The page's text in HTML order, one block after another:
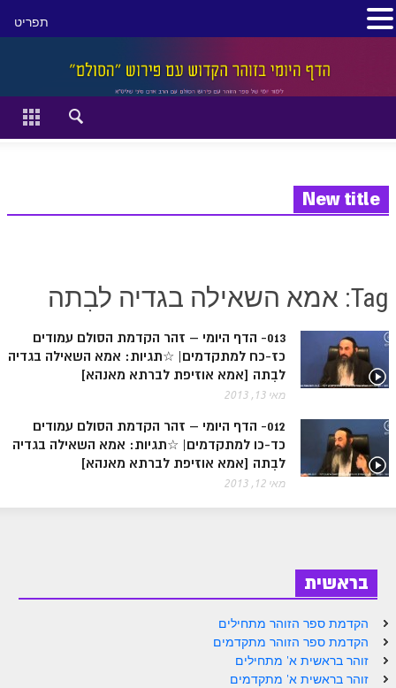
סגור
זוהר מתקדמים
הקדמת ספר הזוהר מתקדמים
ספר הזוהר בראשית
ספר הזוהר בראשית א' מתחילים
ספר הזוהר בראשית א' מתקדמים
ספר הזוהר בראשית ב' מתחילים
ספר הזוהר בראשית ב' מתקדמים
ספר הזוהר לך לך מתחילים
ספר הזוהר לך לך מתקדמים
ספר הזוהר וירא מתחילים
ספר הזוהר וירא מתקדמים
New title
Tag: אמא השאילה בגדיה לבִתה
013- הדף היומי – זהר הקדמת הסולם עמודים
כז-כח למתקדמים| ☆תגיות: אמא השאילה בגדיה
לבִתה [אמא אוזיפת לברתא מאנהא]
מאי 13, 2013
012- הדף היומי – זהר הקדמת הסולם עמודים
כד-כו למתקדמים| ☆תגיות: אמא השאילה בגדיה
לבִתה [אמא אוזיפת לברתא מאנהא]
מאי 12, 2013
בראשית
הקדמת ספר הזוהר מתחילים
הקדמת ספר הזוהר מתקדמים
זוהר בראשית א' מתחילים
זוהר בראשית א' מתקדמים
תפריט